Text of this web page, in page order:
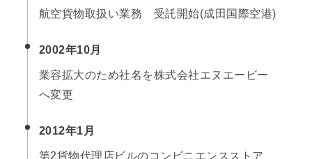
航空貨物取扱い業務 受託開始(成田国際空港)
2002年10月
業容拡大のため社名を株式会社エヌエービー
へ変更
2012年1月
第2貨物代理店ビルのコンビニエンスストア